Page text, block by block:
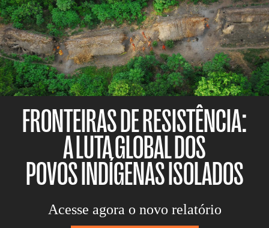
FRONTEIRAS DE RESISTÊNCIA:
A LUTA GLOBAL DOS
POVOS INDÍGENAS ISOLADOS
Acesse agora o novo relatório